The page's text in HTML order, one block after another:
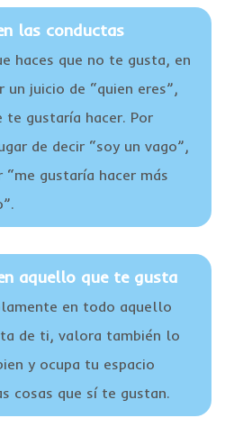
las conductas
haces que no te gusta, en
un juicio de “quien eres”,
te gustaría hacer. Por
de decir “soy un vago”,
“me gustaría hacer más
aquello que te gusta
en todo aquello
de ti, valora también lo
y ocupa tu espacio
cosas que sí te gustan.